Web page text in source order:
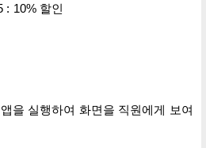
: 10% 할인
을 실행하여 화면을 직원에게 보여